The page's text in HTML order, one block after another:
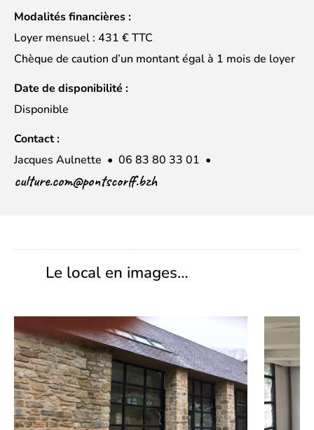
Modalités financières :
Loyer mensuel : 431 € TTC
Chèque de caution d’un montant égal à 1 mois de loyer
Date de disponibilité :
Disponible
Contact :
Jacques Aulnette • 06 83 80 33 01 •
culture.com@pontscorff.bzh
Le local en images…